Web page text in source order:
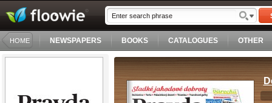
HOME NEWSPAPERS BOOKS CATALOGUES OTHER